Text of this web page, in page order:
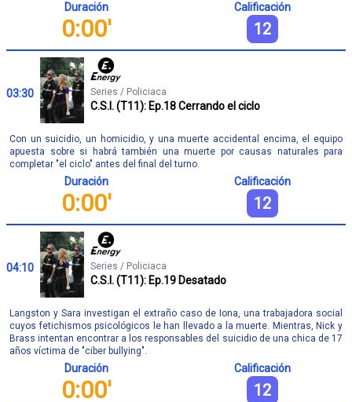
Duración
0:00'
Calificación
12
03:30 Series / Policiaca
C.S.I. (T11): Ep.18 Cerrando el ciclo
Con un suicidio, un homicidio, y una muerte accidental encima, el equipo
apuesta sobre si habrá también una muerte por causas naturales para
completar "el ciclo" antes del final del turno.
Duración
0:00'
Calificación
12
04:10 Series / Policiaca
C.S.I. (T11): Ep.19 Desatado
Langston y Sara investigan el extraño caso de Iona, una trabajadora social
cuyos fetichismos psicológicos le han llevado a la muerte. Mientras, Nick y
Brass intentan encontrar a los responsables del suicidio de una chica de 17
años víctima de "ciber bullying".
Duración
0:00'
Calificación
12